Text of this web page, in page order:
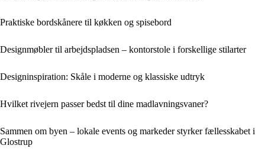
Praktiske bordskånere til køkken og spisebord
Designmøbler til arbejdspladsen – kontorstole i forskellige stilarter
Designinspiration: Skåle i moderne og klassiske udtryk
Hvilket rivejern passer bedst til dine madlavningsvaner?
Sammen om byen – lokale events og markeder styrker fællesskabet i
Glostrup